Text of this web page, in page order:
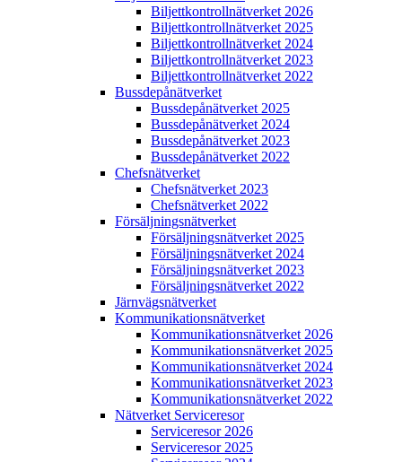
Biljettkontroll­nätverket 2026
Biljettkontroll­nätverket 2025
Biljettkontroll­nätverket 2024
Biljettkontroll­nätverket 2023
Biljettkontroll­nätverket 2022
Bussdepå­nätverket
Bussdepå­nätverket 2025
Bussdepå­nätverket 2024
Bussdepå­nätverket 2023
Bussdepå­nätverket 2022
Chefs­nätverket
Chefs­nätverket 2023
Chefs­nätverket 2022
Försäljnings­nätverket
Försäljnings­nätverket 2025
Försäljnings­nätverket 2024
Försäljnings­nätverket 2023
Försäljnings­nätverket 2022
Järnvägs­nätverket
Kommunikations­nätverket
Kommunikations­nätverket 2026
Kommunikations­nätverket 2025
Kommunikations­nätverket 2024
Kommunikations­nätverket 2023
Kommunikations­nätverket 2022
Nätverket Serviceresor
Serviceresor 2026
Serviceresor 2025